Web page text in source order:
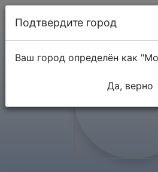
Подтвердите город
Ваш город определён как
Да, верно